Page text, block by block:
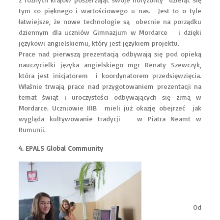
tym co pięknego i wartościowego u nas. Jest to o tyle
łatwiejsze, że nowe technologie są obecnie na porządku
dziennym dla uczniów Gimnazjum w Mordarce i dzięki
językowi angielskiemu, który jest językiem projektu.
Prace nad pierwszą prezentacją odbywają się pod opieką
nauczycielki języka angielskiego mgr Renaty Szewczyk,
która jest inicjatorem i koordynatorem przedsięwzięcia.
Właśnie trwają prace nad przygotowaniem prezentacji na
temat świąt i uroczystości odbywających się zimą w
Mordarce. Uczniowie IIIB mieli już okazję obejrzeć jak
wygląda kultywowanie tradycji w Piatra Neamt w
Rumunii.
4. EPALS Global Community
Od